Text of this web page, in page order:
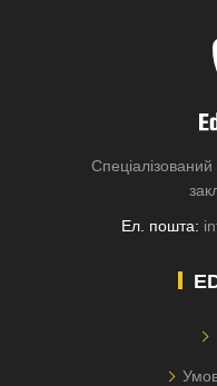
Ел. пошта: